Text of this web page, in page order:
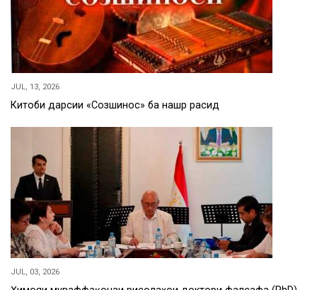
JUL, 13, 2026
Китоби дарсии «Созшиносӣ» ба нашр расид
JUL, 03, 2026